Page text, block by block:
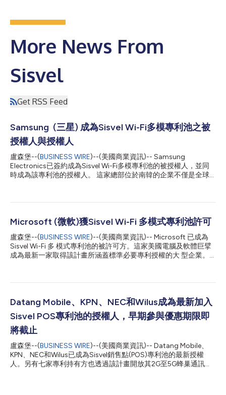
More News From
Sisvel
Get RSS Feed
Samsung (三星) 成為Sisvel Wi-Fi多模專利池之被
授權人與授權人
盧森堡--(BUSINESS WIRE)--(美國商業資訊)-- Samsung
Electronics已簽約成為Sisvel Wi-Fi多模專利池的被授權人，並同
時成為該專利池的授權人。 這家總部位於南韓的企業不僅是全球
Sisvel Wi-Fi多模專利池為各方在尋求降低Wi-Fi實作風險時所公認
自2026年1月正式推出以來，ASUS (華碩)、Hewlett Packard
Corporation (索尼集團)已加入成為Sisvel Wi-Fi多模專利池的被授
權人。此外，目前共有五家公司同時擔任授權人與被授權人：
Huawei (華為)、Panasonic (松下)、Philips (飛利浦)、Samsung
Microsoft (微軟)獲Sisvel Wi-Fi 多模式專利池許可
盧森堡--(BUSINESS WIRE)--(美國商業資訊)-- Microsoft 已成為
Sisvel Wi-Fi 多 模式專利池的被許可方。這家美國電腦及軟體巨擘
成為最新一家取得該計畫所涵蓋標準必要專利授權的大 型企業。
集團) 等已取得授權的企業之列。Huawei (華為)、Panasonic (松
權方；其他授權人包括KPN (荷兰皇家电信)、 Mitsubishi Electric
(三菱電機)、Orange (法國電信)、Aegis 11（Sisvel旗下子公
司）、SK Telecom (韓國 SK 電信) 及Wilus。 Sisvel Wi-Fi 多 模式
專利池涵蓋Wi-Fi 6 和Wi-Fi 7 技術，為企業提供了一種高效途徑，
以取得現時及未來所需的Wi-Fi 標準必要專利權。該專利池於2026
年1月正式推出，...
Datang Mobile、KPN、NEC和Wilus成為最新加入
Sisvel POS專利池的授權人，早期參與優惠期限即
將截止
盧森堡--(BUSINESS WIRE)--(美國商業資訊)-- Datang Mobile、
KPN、NEC和Wilus已成為Sisvel銷售點(POS)專利池的最新授權
人。另有七家專利持有方也透過該計畫開放其2G至5G蜂巢通訊專